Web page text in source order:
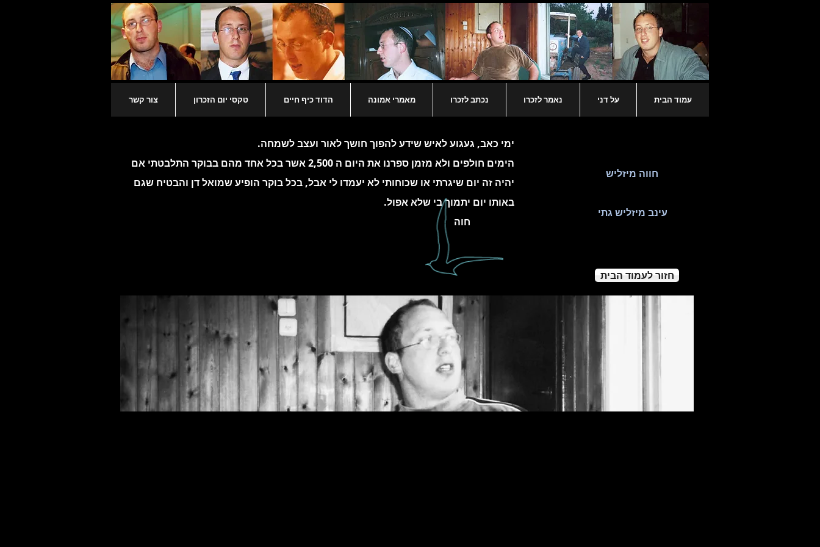
צור קשר טקסי יום הזכרון הדוד כיף חיים מאמרי אמונה נכתב לזכרו נאמר לזכרו על דני עמוד הבית
ימי כאב, געגוע לאיש שידע להפוך חושך לאור ועצב לשמחה.
הימים חולפים ולא מזמן ספרנו את היום ה 2,500 אשר בכל אחד מהם בבוקר התלבטתי אם
יהיה זה יום שיגרתי או שכוחותי לא יעמדו לי אבל, בכל בוקר הופיע שמואל דן והבטיח שגם
באותו יום יתמוך בי שלא אפול.
חוה
חווה מיזליש
עינב מיזליש גתי
חזור לעמוד הבית